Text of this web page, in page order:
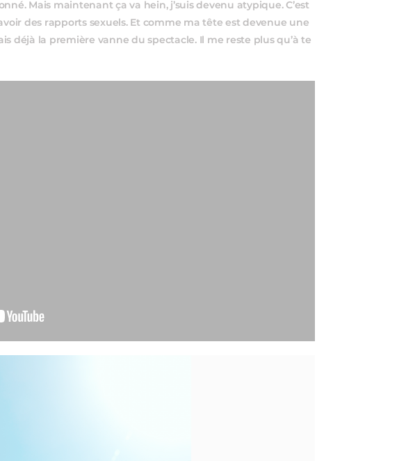
Mais maintenant ça va hein, j’suis devenu atypique. C’est
des rapports sexuels. Et comme ma tête est devenue une
déjà la première vanne du spectacle. Il me reste plus qu’à te